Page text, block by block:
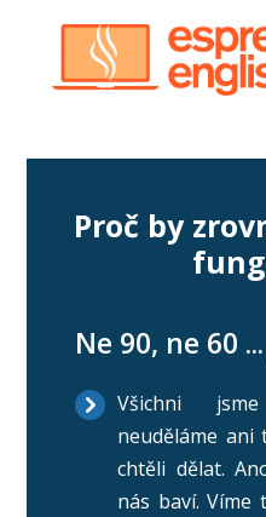
Proč by
Ne 90, ne 60
Všichni
neuděláme ani
chtěli dělat.
nás baví.